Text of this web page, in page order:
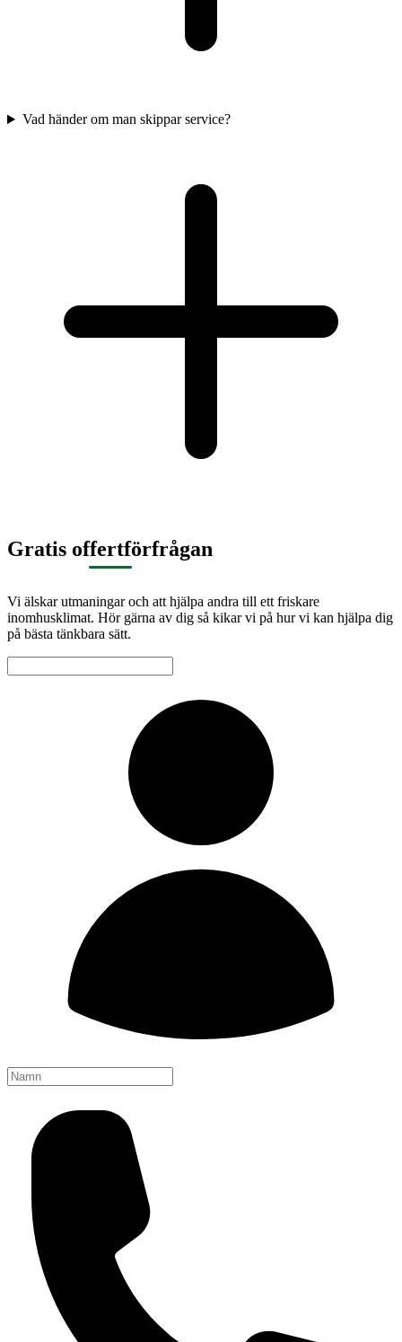
Vad händer om man skippar service?
Gratis offertförfrågan
Vi älskar utmaningar och att hjälpa andra till ett friskare
inomhusklimat. Hör gärna av dig så kikar vi på hur vi kan hjälpa dig
på bästa tänkbara sätt.